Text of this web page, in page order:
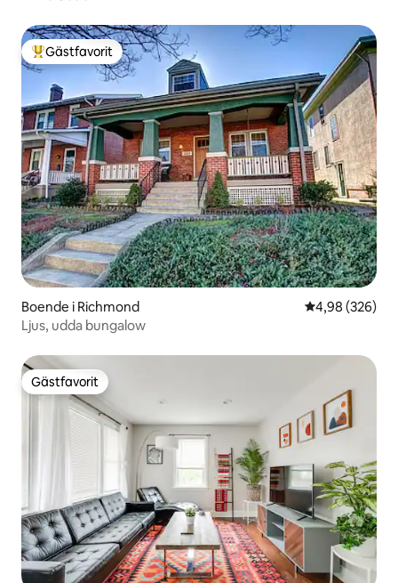
Populär gästfavorit
Gästfavorit
Boende i Richmond 4,98 av 5 i
4,98 (326)
Ljus, udda bungalow
Gästfavorit
Gästfavorit